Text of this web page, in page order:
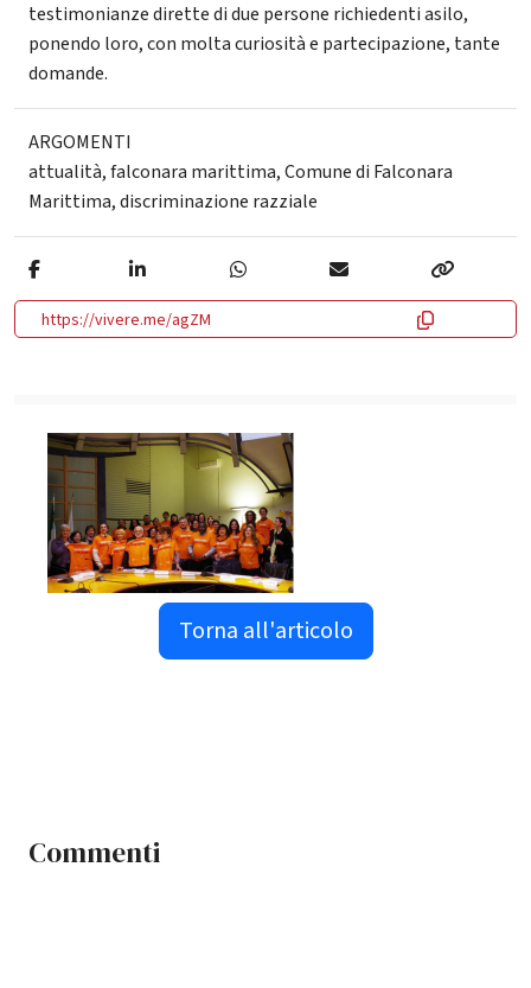
testimonianze dirette di due persone richiedenti asilo,
ponendo loro, con molta curiosità e partecipazione, tante
domande.
ARGOMENTI
attualità,falconara marittima,Comune di Falconara
Marittima,discriminazione razziale
https://vivere.me/agZM
Torna all'articolo
Commenti